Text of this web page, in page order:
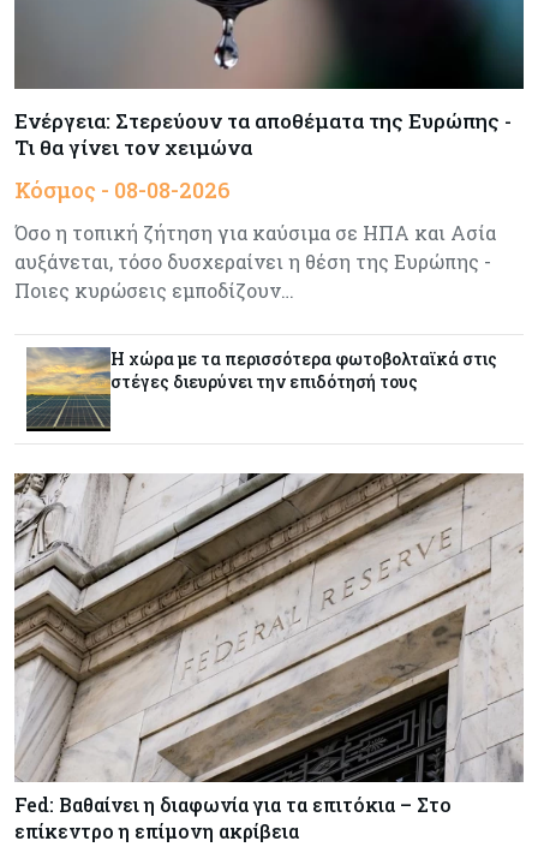
Meridiam–GSI: Τι προκύπτει – και τι όχι – από
Η Τουρκία χτυπάει Ντουμπάι και Λονδίνο:
Φορολογικά κίνητρα για επαναπατρισμό
πλούσιων κατοίκων και επενδυτών
Από τα €150,6 εκατ. στα €112 εκατ. οι κρατικές
πιστώσεις για έρευνα στην Κύπρο
Κόσμος 07-08-2026
Παγκόσμιος συναγερμός για τις τιμές των
τροφίμων
Κύπρος 07-08-2026
Οι τιμές καθορίζουν την επιλογή παρόχου
κινητής στην Κύπρο
Κύπρος 07-08-2026
34.787 νέες εγγραφές οχημάτων στο επτάμηνο
- Άνοδος 11,5% σε σχέση με πέρσι
Κόσμος
Ενέργεια: Στερεύουν τα αποθέματα της Ευρώπης -
Τι θα γίνει τον χειμώνα
Κόσμος - 08-08-2026
Όσο η τοπική ζήτηση για καύσιμα σε ΗΠΑ και Ασία
αυξάνεται, τόσο δυσχεραίνει η θέση της Ευρώπης -
Ποιες κυρώσεις εμποδίζουν…
Η χώρα με τα περισσότερα φωτοβολταϊκά στις
στέγες διευρύνει την επιδότησή τους
Fed: Βαθαίνει η διαφωνία για τα επιτόκια – Στο
επίκεντρο η επίμονη ακρίβεια